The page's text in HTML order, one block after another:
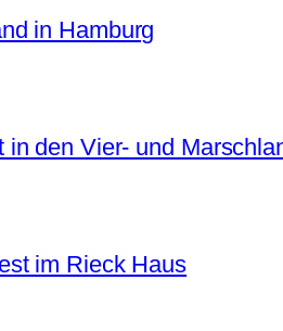
in Hamburg
in den Vier- und
im Rieck Haus